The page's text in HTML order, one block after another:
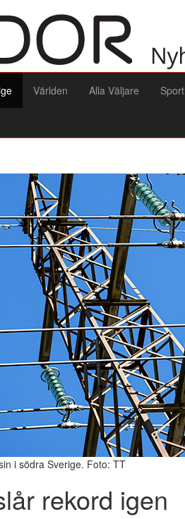
Världen Alla Väljare Sport
i södra Sverige. Foto: TT
rekord igen